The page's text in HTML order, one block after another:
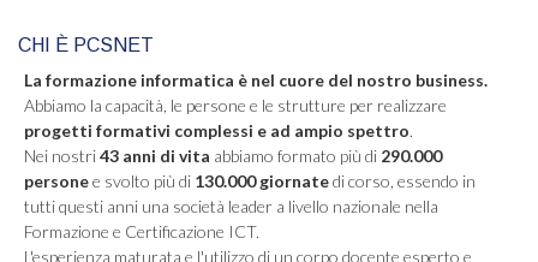
CHI È PCSNET
La formazione informatica è nel cuore del nostro business.
Abbiamo la capacità, le persone e le strutture per realizzare
progetti formativi complessi e ad ampio spettro.
Nei nostri43 anni di vita abbiamo formato più di 290.000
personee svolto più di 130.000 giornatedi corso, essendo in
tutti questi anni una società leader a livello nazionale nella
Formazione e Certificazione ICT.
L'esperienza maturata e l'utilizzo di un corpo docente esperto e